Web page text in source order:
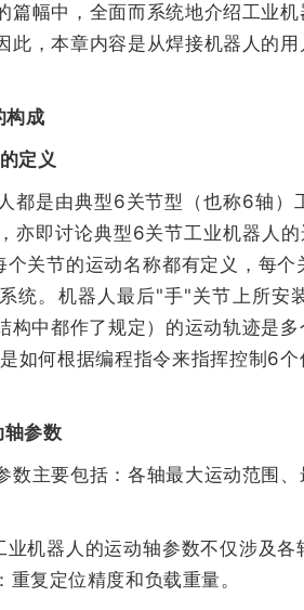
篇幅中，全面而系统地介绍工业
此，本章内容是从焊接机器人的
构成
定义
是由典型6关节型（也称6轴）
亦即讨论典型6关节工业机器人
个关节的运动名称都有定义，每
统。机器人最后"手"关节上所安
构中都作了规定）的运动轨迹是
如何根据编程指令来指挥控制6
轴参数
主要包括：各轴最大运动范围、
器人的运动轴参数不仅涉及各
复定位精度和负载重量。